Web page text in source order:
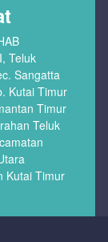
Teluk
Sangatta
Kutai Timur
Timur
Teluk
Kutai Timur